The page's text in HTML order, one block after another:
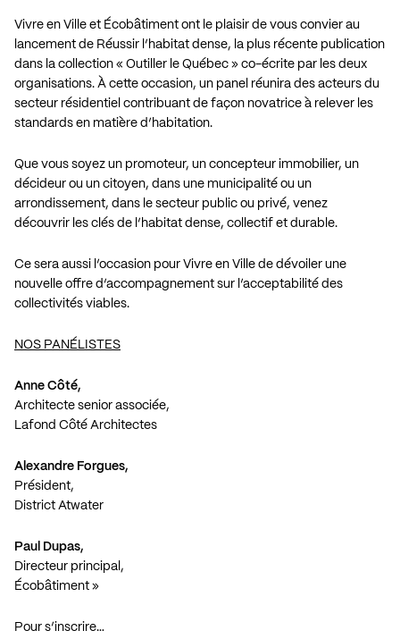
Vivre en Ville et Écobâtiment ont le plaisir de vous convier au
lancement de Réussir l’habitat dense, la plus récente publication
dans la collection « Outiller le Québec » co-écrite par les deux
organisations. À cette occasion, un panel réunira des acteurs du
secteur résidentiel contribuant de façon novatrice à relever les
standards en matière d’habitation.
Que vous soyez un promoteur, un concepteur immobilier, un
décideur ou un citoyen, dans une municipalité ou un
arrondissement, dans le secteur public ou privé, venez
découvrir les clés de l’habitat dense, collectif et durable.
Ce sera aussi l’occasion pour Vivre en Ville de dévoiler une
nouvelle offre d’accompagnement sur l’acceptabilité des
collectivités viables.
NOS PANÉLISTES
Anne Côté,
Architecte senior associée,
Lafond Côté Architectes
Alexandre Forgues,
Président,
District Atwater
Paul Dupas,
Directeur principal,
Écobâtiment »
Pour s’inscrire…